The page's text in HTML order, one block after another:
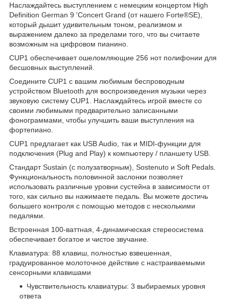
Наслаждайтесь выступлением с немецким концертом High
Definition German 9 'Concert Grand (от нашего Forte®SE),
который дышит удивительным тоном, реализмом и
выражением далеко за пределами того, что вы считаете
возможным на цифровом пианино.
CUP1 обеспечивает ошеломляющие 256 нот полифонии для
бесшовных выступлений.
Соедините CUP1 с вашим любимым беспроводным
устройством Bluetooth для воспроизведения музыки через
звуковую систему CUP1. Наслаждайтесь игрой вместе со
своими любимыми предварительно записанными
фонограммами, чтобы улучшить ваши выступления на
фортепиано.
CUP1 предлагает как USB Audio, так и MIDI-функции для
подключения (Plug and Play) к компьютеру / планшету USB.
Стандарт Sustain (с полузатворным), Sostenuto и Soft Pedals.
Функциональность половинной заслонки позволяет
использовать различные уровни сустейна в зависимости от
того, как сильно вы нажимаете педаль. Вы можете достичь
большего контроля с помощью методов с несколькими
педалями.
Встроенная 100-ваттная, 4-динамическая стереосистема
обеспечивает богатое и чистое звучание.
Клавиатура: 88 клавиш, полностью взвешенная,
градуированное молоточное действие с настраиваемыми
сенсорными клавишами
Чувствительность клавиатуры: 3 выбираемых уровня
ответа